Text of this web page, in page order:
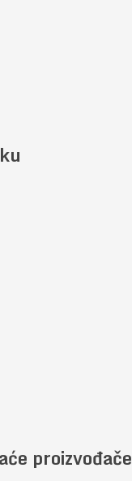
proizvođače